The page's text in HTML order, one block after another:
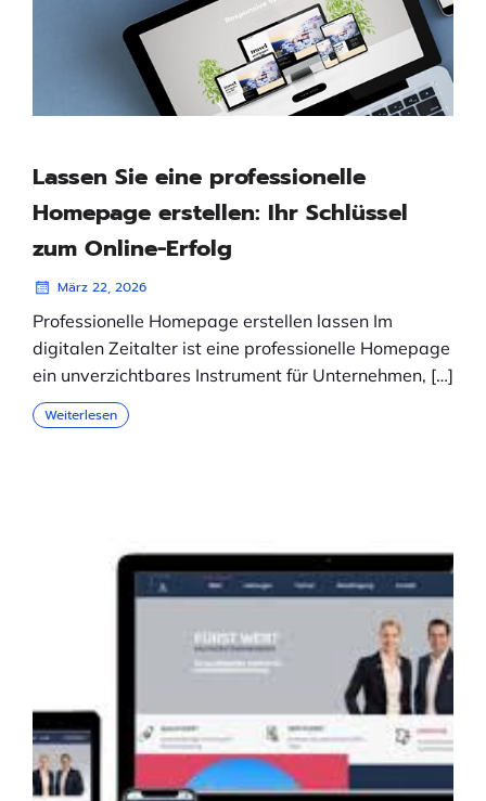
Lassen Sie eine professionelle
Homepage erstellen: Ihr Schlüssel
zum Online-Erfolg
März 22, 2026
Professionelle Homepage erstellen lassen Im
digitalen Zeitalter ist eine professionelle Homepage
ein unverzichtbares Instrument für Unternehmen, […]
Weiterlesen